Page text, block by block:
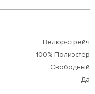
Велюр-стрейч
100% Полиэстер
Свободный
Да